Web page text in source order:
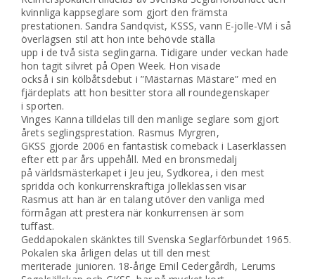
kvinnliga kappseglare som gjort den främsta
prestationen. Sandra Sandqvist, KSSS, vann E-jolle-VM i så
överlägsen stil att hon inte behövde ställa
upp i de två sista seglingarna. Tidigare under veckan hade
hon tagit silvret på Open Week. Hon visade
också i sin kölbåtsdebut i ”Mästarnas Mästare” med en
fjärdeplats att hon besitter stora all roundegenskaper
i sporten.
Vinges Kanna tilldelas till den manlige seglare som gjort
årets seglingsprestation. Rasmus Myrgren,
GKSS gjorde 2006 en fantastisk comeback i Laserklassen
efter ett par års uppehåll. Med en bronsmedalj
på världsmästerkapet i Jeu jeu, Sydkorea, i den mest
spridda och konkurrenskraftiga jolleklassen visar
Rasmus att han är en talang utöver den vanliga med
förmågan att prestera när konkurrensen är som
tuffast.
Geddapokalen skänktes till Svenska Seglarförbundet 1965.
Pokalen ska årligen delas ut till den mest
meriterade junioren. 18-årige Emil Cedergårdh, Lerums